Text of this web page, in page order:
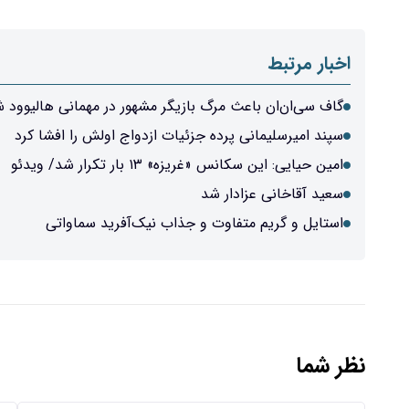
اخبار مرتبط
گاف سی‌ان‌ان باعث مرگ بازیگر مشهور در مهمانی
سپند امیرسلیمانی پرده جزئیات ازدواج اولش را افشا کرد
امین حیایی: این سکانس «غریزه» ۱۳ بار تکرار شد/ ویدئو
سعید آقاخانی عزادار شد
استایل و گریم متفاوت و جذاب نیک‌آفرید سماواتی
نظر شما